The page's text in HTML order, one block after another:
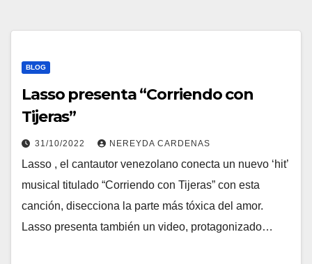
BLOG
Lasso presenta “Corriendo con
Tijeras”
31/10/2022 NEREYDA CARDENAS
Lasso , el cantautor venezolano conecta un nuevo ‘hit’
musical titulado “Corriendo con Tijeras” con esta
canción, disecciona la parte más tóxica del amor.
Lasso presenta también un video, protagonizado…